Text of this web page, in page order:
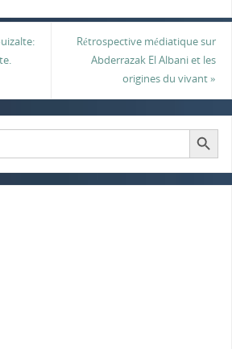
l
e
Rétrospective médiatique sur
Abderrazak El Albani et les
origines du vivant»
Search Button